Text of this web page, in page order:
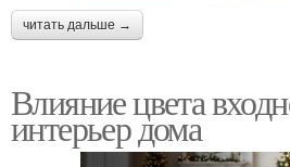
читать дальше →
Влияние цвета
интерьер дома